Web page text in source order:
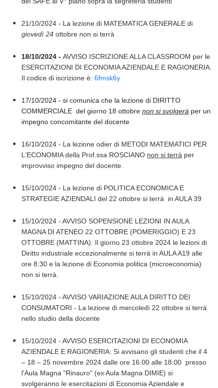
21/10/2024 - La lezione di MATEMATICA GENERALE di
giovedì 24 ottobre non si terrà
18/10/2024 - AVVISO ISCRIZIONE ALLA CLASSROOM per le
ESERCITAZIONI DI ECONOMIA AZIENDALE E RAGIONERIA.
Il codice di iscrizione è: 6fmsk6y
17/10/2024 - si comunica che la lezione di DIRITTO
COMMERCIALE del giorno 18 ottobre non si svolgerà per un
impegno concomitante del docente
16/10/2024 - La lezione odier di METODI MATEMATICI PER
L'ECONOMIA della Prof.ssa ROSCIANO non si terrà per
improvviso impegno del docente.
15/10/2024 - La lezione di POLITICA ECONOMICA E
STRATEGIE AZIENDALI del 22 ottobre si terrà in AULA 39
15/10/2024 - AVVISO SOPENSIONE LEZIONI IN AULA
MAGNA DI ATENEO 22 OTTOBRE (POMERIGGIO) E 23
OTTOBRE (MATTINA): Il giorno 23 ottobre 2024 le lezioni di
Diritto industriale eccezionalmente si terrà in AULA A19 alle
ore 8:30 e la lezione di Economia politica (microeconomia)
non si terrà.
15/10/2024 - AVVISO VARIAZIONE AULA DIRITTO DEI
CONSUMATORI - La lezione di mercoledì 22 ottobre si terrà
nello studio della docente
15/10/2024 - AVVISO ESERCITAZIONI DI ECONOMIA
AZIENDALE E RAGIONERIA: Si avvisano gli studenti che il 4
– 18 – 25 novembre 2024 dalle ore 16.00 alle 18:00 presso
l'Aula Magna "Rinauro" (ex Aula Magna DIMIE) si
svolgeranno le esercitazioni di Economia Aziendale e